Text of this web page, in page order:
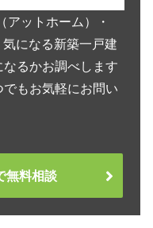
ットホーム）・
になる新築一戸建
るかお調べします
もお気軽にお問い
無料相談